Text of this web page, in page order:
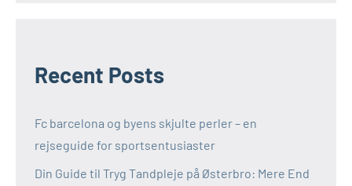
Recent Posts
Fc barcelona og byens skjulte perler – en
rejseguide for sportsentusiaster
Din Guide til Tryg Tandpleje på Østerbro: Mere End